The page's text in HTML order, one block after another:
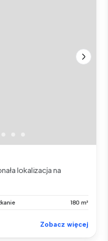
lokalizacja na
180 m²
Zobacz więcej